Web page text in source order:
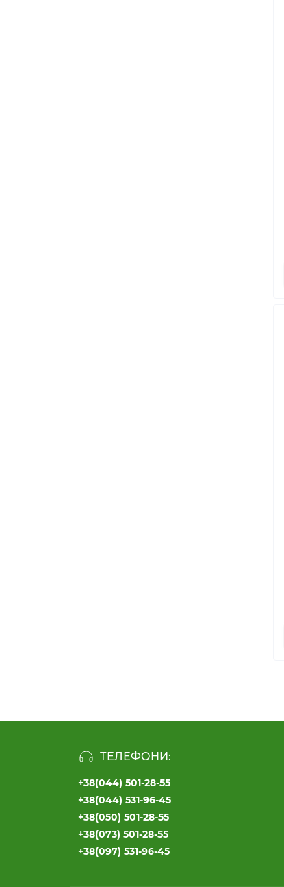
ТЕЛЕФОНИ:
+38(044) 501-28-55
+38(044) 531-96-45
+38(050) 501-28-55
+38(073) 501-28-55
+38(097) 531-96-45